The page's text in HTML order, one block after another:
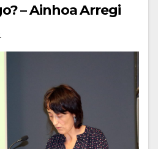
– Ainhoa Arregi